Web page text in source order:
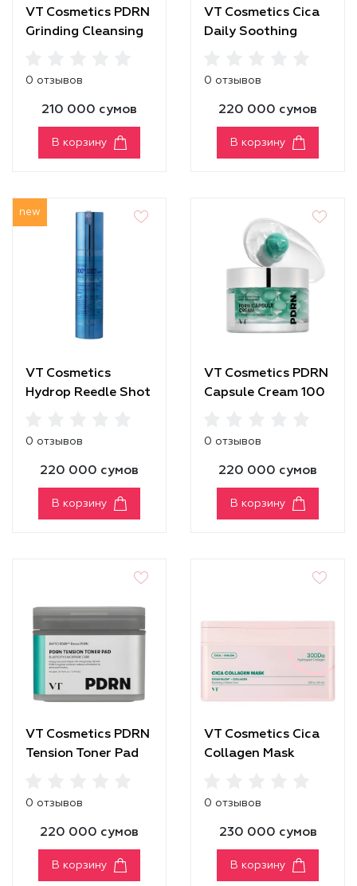
VT Cosmetics PDRN
Grinding Cleansing
0 отзывов
210 000 сумов
В корзину
VT Cosmetics Cica
Daily Soothing
0 отзывов
220 000 сумов
В корзину
new
VT Cosmetics
Hydrop Reedle Shot
0 отзывов
220 000 сумов
В корзину
VT Cosmetics PDRN
Capsule Cream 100
0 отзывов
220 000 сумов
В корзину
VT Cosmetics PDRN
Tension Toner Pad
0 отзывов
220 000 сумов
В корзину
VT Cosmetics Cica
Collagen Mask
0 отзывов
230 000 сумов
В корзину